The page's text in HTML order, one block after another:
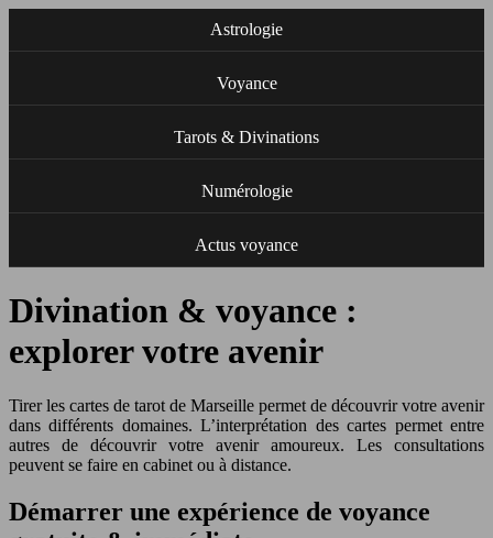
Astrologie
Voyance
Tarots & Divinations
Numérologie
Actus voyance
Divination & voyance :
explorer votre avenir
Tirer les cartes de tarot de Marseille permet de découvrir votre avenir
dans différents domaines. L’interprétation des cartes permet entre
autres de découvrir votre avenir amoureux. Les consultations
peuvent se faire en cabinet ou à distance.
Démarrer une expérience de voyance